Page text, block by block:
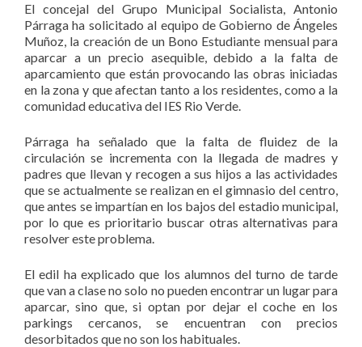
El concejal del Grupo Municipal Socialista, Antonio
Párraga ha solicitado al equipo de Gobierno de Ángeles
Muñoz, la creación de un Bono Estudiante mensual para
aparcar a un precio asequible, debido a la falta de
aparcamiento que están provocando las obras iniciadas
en la zona y que afectan tanto a los residentes, como a la
comunidad educativa del IES Rio Verde.
Párraga ha señalado que la falta de fluidez de la
circulación se incrementa con la llegada de madres y
padres que llevan y recogen a sus hijos a las actividades
que se actualmente se realizan en el gimnasio del centro,
que antes se impartían en los bajos del estadio municipal,
por lo que es prioritario buscar otras alternativas para
resolver este problema.
El edil ha explicado que los alumnos del turno de tarde
que van a clase no solo no pueden encontrar un lugar para
aparcar, sino que, si optan por dejar el coche en los
parkings cercanos, se encuentran con precios
desorbitados que no son los habituales.